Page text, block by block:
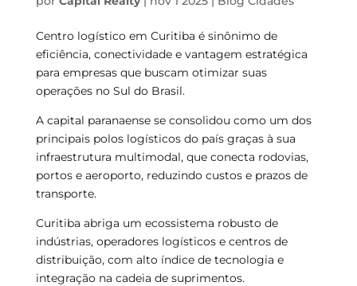
Centro logístico em Curitiba é sinônimo de
eficiência, conectividade e vantagem estratégica
para empresas que buscam otimizar suas
operações no Sul do Brasil.
A capital paranaense se consolidou como um dos
principais polos logísticos do país graças à sua
infraestrutura multimodal, que conecta rodovias,
portos e aeroporto, reduzindo custos e prazos de
transporte.
Curitiba abriga um ecossistema robusto de
indústrias, operadores logísticos e centros de
distribuição, com alto índice de tecnologia e
integração na cadeia de suprimentos.